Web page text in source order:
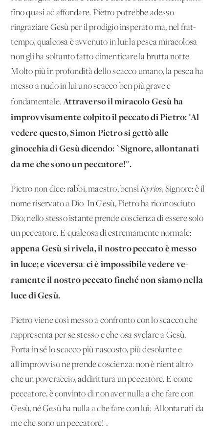
fino quasi ad affondare. Pietro potrebbe adesso
ringraziare Gesù per il prodigio insperato ma, nel frat­
tempo, qualcosa è avvenuto in lui: la pesca miracolosa
non gli ha soltanto fatto dimenticare la brutta notte.
Molto più in pro­fondità dello scacco umano, la pesca ha
messo a nudo in lui uno scacco ben più grave e
fondamentale.Attraverso il miracolo Gesù ha
improvvisamente colpito il peccato di Pietro: 'Al
vedere que­sto, Simon Pietro si gettò alle
ginocchia di Gesù dicendo: `Si­gnore, allontanati
da me che sono un peccatore!''.
Pietro non dice: rabbi, maestro, bensìKyrios, Signore: è il
nome riservato a Dio. In Gesù, Pietro ha riconosciuto
Dio; nello stes­so istante prende coscienza di essere solo
un peccatore. E qual­cosa di estremamente normale:
appena Gesù si rivela, il nostro peccato è messo
in luce; e viceversa: ci è impossibile vedere ve­
ramente il nostro peccato finché non siamo nella
luce di Gesù.
Pietro viene così messo a confronto con lo scacco che
rappre­senta per se stesso e che osa svelare a Gesù.
Porta in sé lo scac­co più nascosto, più desolante e
all'improvviso ne prende co­scienza: non è nient'altro
che un poveraccio, addirittura un pec­catore. E come
peccatore, è convinto di non aver nulla a che fare con
Gesù, né Gesù ha nulla a che fare con lui: 'Allontanati da
me che sono un peccatore!'.